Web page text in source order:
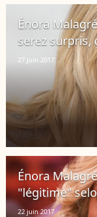
Énora
serez surpris,
27 juin 2017
Énora
"légitime"
22 juin 2017